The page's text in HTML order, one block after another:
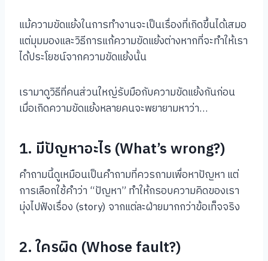
แม้ความขัดแย้งในการทำงานจะเป็นเรื่องที่เกิดขึ้นได้เสมอ
แต่มุมมองและวิธีการแก้ความขัดแย้งต่างหากที่จะทำให้เรา
ได้ประโยชน์จากความขัดแย้งนั้น
เรามาดูวิธีที่คนส่วนใหญ่รับมือกับความขัดแย้งกันก่อน
เมื่อเกิดความขัดแย้งหลายคนจะพยายามหาว่า…
1. มีปัญหาอะไร (What’s wrong?)
คำถามนี้ดูเหมือนเป็นคำถามที่ควรถามเพื่อหาปัญหา แต่
การเลือกใช้คำว่า “ปัญหา” ทำให้กรอบความคิดของเรา
มุ่งไปฟังเรื่อง (story) จากแต่ละฝ่ายมากกว่าข้อเท็จจริง
2. ใครผิด (Whose fault?)